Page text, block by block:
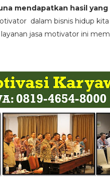
mendapatkan hasil
dalam bisnis hidup
jasa motivator ini